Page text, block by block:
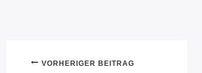
VORHERIGER BEITRAG